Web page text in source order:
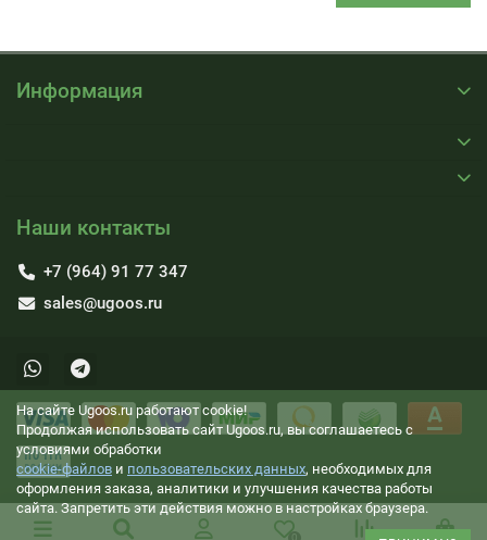
На сайте Ugoos.ru работают cookie!
Продолжая использовать сайт Ugoos.ru, вы соглашаетесь с
условиями обработки
cookie-файлов и пользовательских данных, необходимых для
оформления заказа, аналитики и улучшения качества работы
сайта. Запретить эти действия можно в настройках браузера.
Информация
Наши контакты
+7 (964) 91 77 347
sales@ugoos.ru